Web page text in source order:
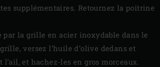
supplémentaires. Retournez la poitrine
par la grille en acier inoxydable dans le
versez l’huile d’olive dedans et
et hachez-les en gros morceaux.